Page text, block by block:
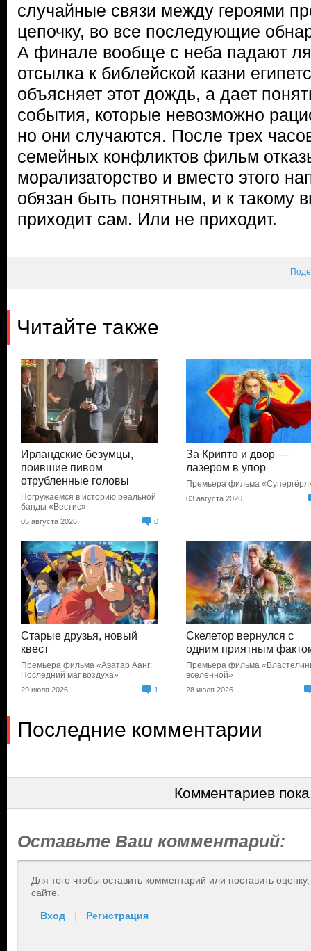
случайные связи между героями
цепочку, во все последующие
А финале вообще с неба падают
отсылка к библейской казни
объясняет этот дождь, а дает
события, которые невозможно
но они случаются. После трех
семейных конфликтов фильм
морализаторство и вместо этого
обязан быть понятным, и к такому
приходит сам. Или не приходит.
Читайте также
Ирландские безумцы,
поившие пивом
отрубленные головы
Погружаемся в историю реальной
банды «Вестис»
05 августа 2026 0
За Крипто и двор —
лазером в упор
Премьера фильма
03 августа 2026
Старые друзья, новый
квест
Премьера фильма «Аватар Аанг:
Последний маг воздуха»
29 июля 2026 1
Скелетор вернулся с
одним приятным
Премьера фильма
вселенной»
28 июля 2026
Последние комментарии
Комментариев
Оставьте Ваш комментарий:
Для того чтобы оставить комментарий или поставить
сайте.
Вход | Регистрация